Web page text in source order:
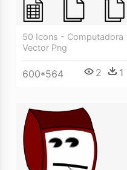
50 Icons - Computadora
Vector Png
600*564 2 1